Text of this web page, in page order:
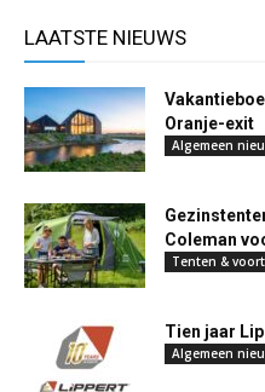
LAATSTE NIEUWS
Oranje-exit
Algemeen
Coleman
Tenten &
Tien jaar
Algemeen